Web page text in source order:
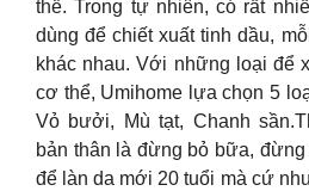
thể. Trong tự nhiên, có rất
dùng để chiết xuất tinh dầu,
khác nhau. Với những loại để
cơ thể, Umihome lựa chọn 5
Vỏ bưởi, Mù tạt, Chanh
bản thân là đừng bỏ bữa,
để làn da mới 20 tuổi mà cứ